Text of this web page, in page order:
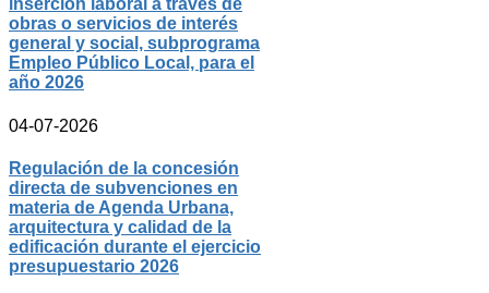
inserción laboral a través de
obras o servicios de interés
general y social, subprograma
Empleo Público Local, para el
año 2026
04-07-2026
Regulación de la concesión
directa de subvenciones en
materia de Agenda Urbana,
arquitectura y calidad de la
edificación durante el ejercicio
presupuestario 2026